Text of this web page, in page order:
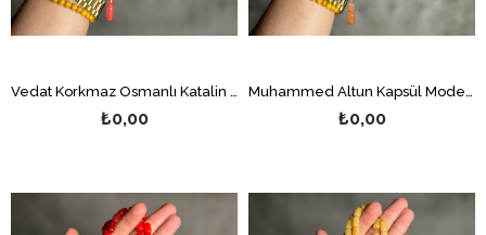
₺0,00 ₺0,00